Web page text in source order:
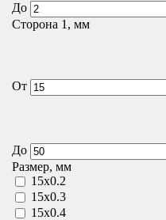
До
Сторона 1, мм
От
До
Размер, мм
15х0.2
15х0.3
15х0.4